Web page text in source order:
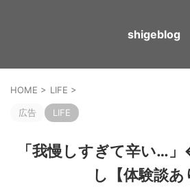
shigeblog
HOME > LIFE >
広告 LIFE
「我慢しすぎて辛い…
し【体験談あ